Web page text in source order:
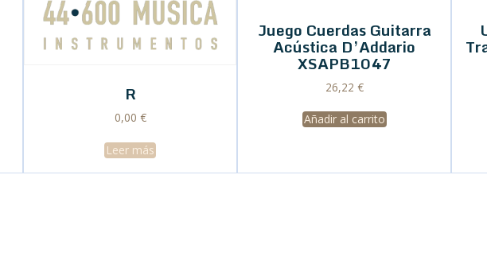
R
0,00 €
Leer más
Juego Cuerdas Guitarra
Acústica D’Addario
XSAPB1047
26,22 €
Añadir al carrito